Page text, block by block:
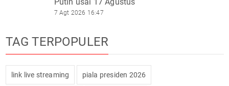
7 Agt 2026 16:47
TAG TERPOPULER
link live streaming piala presiden 2026